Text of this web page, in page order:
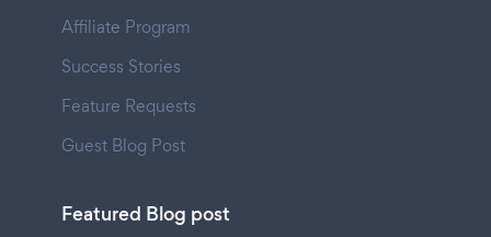
Affiliate Program
Success Stories
Feature Requests
Guest Blog Post
Featured Blog post